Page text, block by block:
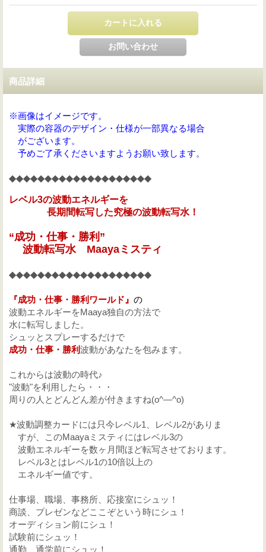
商品詳細
※画像はイメージです。
実際の容器のデザイン・仕様が一部異なる場合
がございます。
予めご了承くださいますようお願い致します。
◆◆◆◆◆◆◆◆◆◆◆◆◆◆◆◆◆◆◆◆
レベル3の波動エネルギーを
長期間転写した究極の波動転写水！
“成功・仕事 ・勝利”
波動転写水 Maayaミスティ
◆◆◆◆◆◆◆◆◆◆◆◆◆◆◆◆◆◆◆◆
『成功・仕事・勝利ワールド』 の
波動エネルギーをMaaya独自の方法で
水に転写しました。
シュッとスプレーするだけで
成功・仕事・勝利波動があなたを包みます。
これからは波動の時代♪
"波動"を利用したら・・・
周りの人とどんどん差が付きますね(o^―^o)
★波動調整カードには只今レベル1、レベル2がありま
すが、このMaayaミスティにはレベル3の
波動エネルギーを数ヶ月間ほど転写させております。
レベル3とはレベル1の10倍以上の
エネルギー値です。
仕事場、職場、事務所、応接室にシュッ！
商談、プレゼンなどここぞという時にシュ！
オーディション前にシュ！
試験前にシュッ！
通勤、通学前にシュッ！